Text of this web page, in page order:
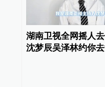
湖南卫视全网摇人去
沈梦辰吴泽林约你去